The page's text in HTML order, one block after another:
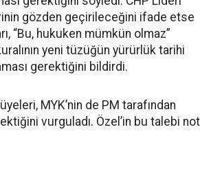
gözden geçirileceğini ifade etse
“Bu, hukuken mümkün olmaz”
yeni tüzüğün yürürlük tarihi
gerektiğini bildirdi.
MYK’nin de PM tarafından
vurguladı. Özel’in bu talebi not